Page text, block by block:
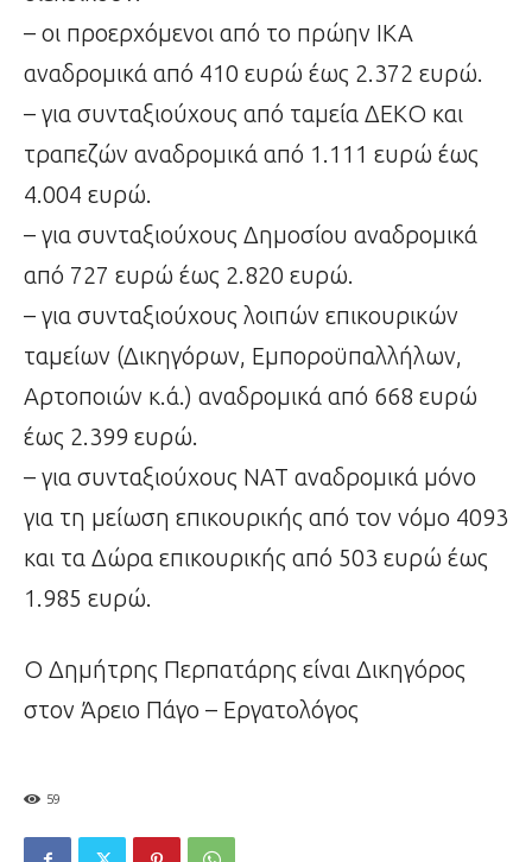
– οι προερχόμενοι από το πρώην ΙΚΑ
αναδρομικά από 410 ευρώ έως 2.372 ευρώ.
– για συνταξιούχους από ταμεία ΔΕΚΟ και
τραπεζών αναδρομικά από 1.111 ευρώ έως
4.004 ευρώ.
– για συνταξιούχους Δημοσίου αναδρομικά
από 727 ευρώ έως 2.820 ευρώ.
– για συνταξιούχους λοιπών επικουρικών
ταμείων (Δικηγόρων, Εμποροϋπαλλήλων,
Αρτοποιών κ.ά.) αναδρομικά από 668 ευρώ
έως 2.399 ευρώ.
– για συνταξιούχους ΝΑΤ αναδρομικά μόνο
για τη μείωση επικουρικής από τον νόμο 4093
και τα Δώρα επικουρικής από 503 ευρώ έως
1.985 ευρώ.
Ο Δημήτρης Περπατάρης είναι Δικηγόρος
στον Άρειο Πάγο – Εργατολόγος
59